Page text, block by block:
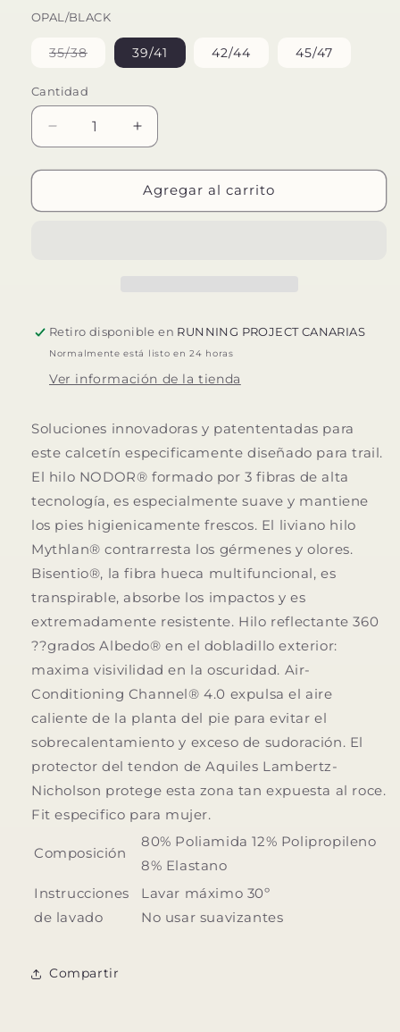
OPAL/BLACK
35/38Variante
agotada
no
39/41 42/44 45/47
Cantidad
Reducir
cantidad
para
SOCKS
Aumentar
cantidad
para
X-
SOCKS
Agregar al carrito
Retiro disponible en RUNNING PROJECT CANARIAS
Normalmente está listo en 24 horas
Ver información de la tienda
Soluciones innovadoras y patententadas para
este calcetín especificamente diseñado para trail.
El hilo NODOR® formado por 3 fibras de alta
tecnología, es especialmente suave y mantiene
los pies higienicamente frescos. El liviano hilo
Mythlan® contrarresta los gérmenes y olores.
Bisentio®, la fibra hueca multifuncional, es
transpirable, absorbe los impactos y es
extremadamente resistente. Hilo reflectante 360
??grados Albedo® en el dobladillo exterior:
maxima visivilidad en la oscuridad. Air-
Conditioning Channel® 4.0 expulsa el aire
caliente de la planta del pie para evitar el
sobrecalentamiento y exceso de sudoración. El
protector del tendon de Aquiles Lambertz-
Nicholson protege esta zona tan expuesta al roce.
Fit especifico para mujer.
Composición
80% Poliamida 12% Polipropileno
8% Elastano
Instrucciones
de lavado
Lavar máximo 30º
No usar suavizantes
Compartir